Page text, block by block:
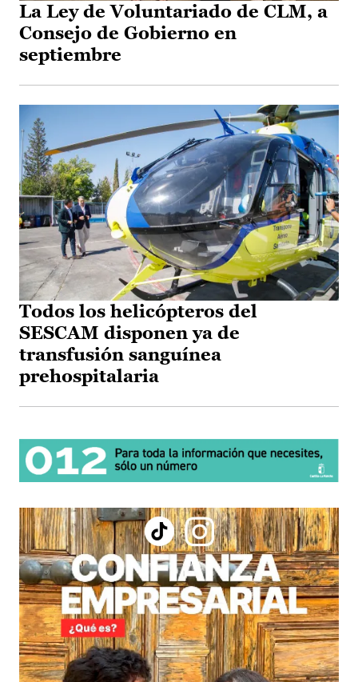
La Ley de Voluntariado de CLM, a
Consejo de Gobierno en
septiembre
Todos los helicópteros del
SESCAM disponen ya de
transfusión sanguínea
prehospitalaria